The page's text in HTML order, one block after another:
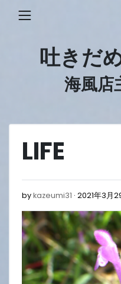
吐きだ
海風店
LIFE
bykazeumi31 2021年3月